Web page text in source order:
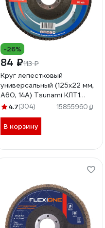
-26%
84 ₽113 ₽
Круг лепестковый
универсальный (125х22 мм,
А60, 14А) Tsunami КЛТ1
D96100000012560
4.7(304) 15855960
В корзину